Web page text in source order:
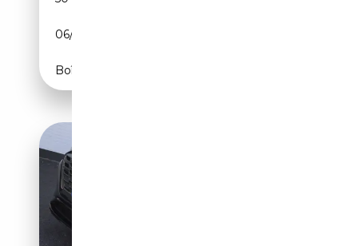
06/2023
Boîte automatique